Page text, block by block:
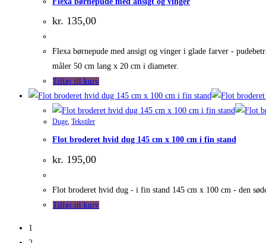
kr. 135,00
Flexa børnepude med ansigt og vinger i glade farver -
måler 50 cm lang x 20 cm i diameter.
Tilføj til kurv
Duge, Tekstiler
Flot broderet hvid dug 145 cm x 100 cm i fin stand
kr. 195,00
Flot broderet hvid dug - i fin stand 145 cm x 100 cm - den
Tilføj til kurv
1